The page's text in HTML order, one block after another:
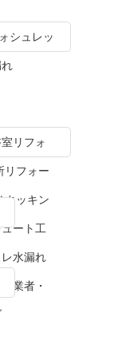
シュレッ
リフォ
リフォー
クッキン
ート工
水漏れ
業者・